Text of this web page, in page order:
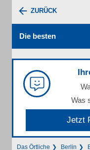
ZURÜCK
Die besten
Was
Jetzt
Das Örtliche Berlin